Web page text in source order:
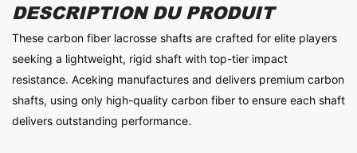
DESCRIPTION DU PRODUIT
These carbon fiber lacrosse shafts are crafted for elite players
seeking a lightweight, rigid shaft with top-tier impact
resistance. Aceking manufactures and delivers premium carbon
shafts, using only high-quality carbon fiber to ensure each shaft
delivers outstanding performance.